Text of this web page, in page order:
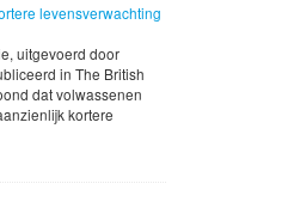
levensverwachting
uitgevoerd door
in The British
dat volwassenen
kortere